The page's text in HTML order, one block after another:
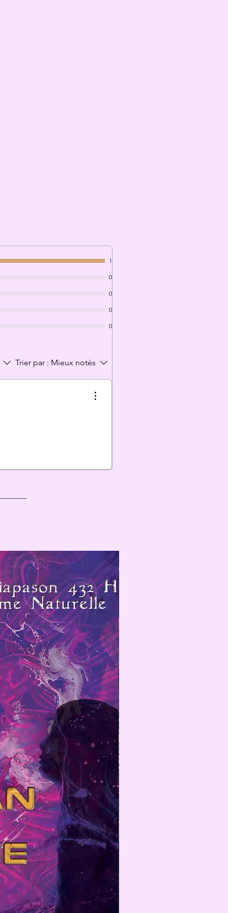
1
0
0
0
0
Trier par : Mieux notés